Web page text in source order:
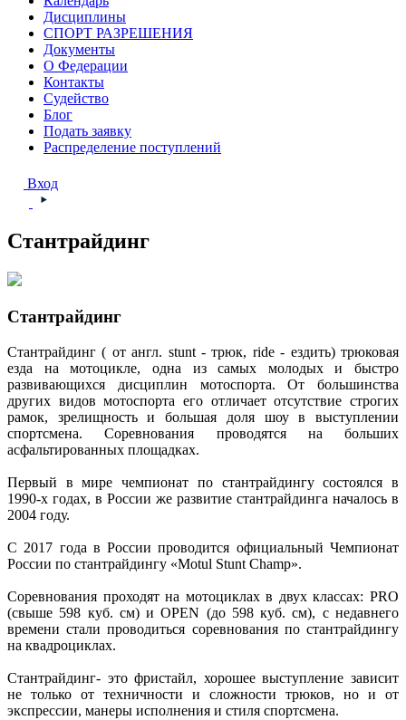
Дисциплины
СПОРТ РАЗРЕШЕНИЯ
Документы
О Федерации
Контакты
Судейство
Блог
Подать заявку
Распределение поступлений
Вход
Стантрайдинг
Стантрайдинг
Стантрайдинг ( от англ. stunt - трюк, ride - ездить) трюковая
езда на мотоцикле, одна из самых молодых и быстро
развивающихся дисциплин мотоспорта. От большинства
других видов мотоспорта его отличает отсутствие строгих
рамок, зрелищность и большая доля шоу в выступлении
спортсмена. Соревнования проводятся на больших
асфальтированных площадках.
Первый в мире чемпионат по стантрайдингу состоялся в
1990-х годах, в России же развитие стантрайдинга началось в
2004 году.
С 2017 года в России проводится официальный Чемпионат
России по стантрайдингу «Motul Stunt Champ».
Соревнования проходят на мотоциклах в двух классах: PRO
(свыше 598 куб. см) и OPEN (до 598 куб. см), с недавнего
времени стали проводиться соревнования по стантрайдингу
на квадроциклах.
Стантрайдинг- это фристайл, хорошее выступление зависит
не только от техничности и сложности трюков, но и от
экспрессии, манеры исполнения и стиля спортсмена.